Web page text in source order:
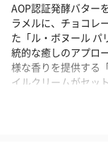
AOP認証発酵バター
ラメルに、チョコレ
た「ル・ボヌール パ
統的な癒しのアプロ
様な香りを提供する
イルクリームがセッ